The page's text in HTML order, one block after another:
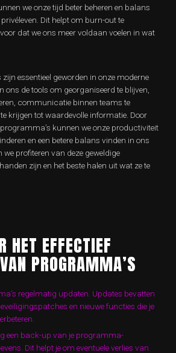
we onze tijd beter beheren en balans
Dit helpt om burn-out te
dat we ons meer voldaan voelen in wat
essentieel geworden in onze moderne
ons de tools om georganiseerd te blijven,
communicatie binnen teams te
krijgen tot waardevolle informatie. Door
kunnen we onze productiviteit
en een betere balans vinden in ons
we profiteren van deze geweldige
zijn en het beste halen uit wat ze te
HET EFFECTIEF
PROGRAMMA’S
regelmatig updaten. Updates bevatten
en nieuwe functies die je
een back-up van je programma-
Dit helpt je om eventuele verlies van